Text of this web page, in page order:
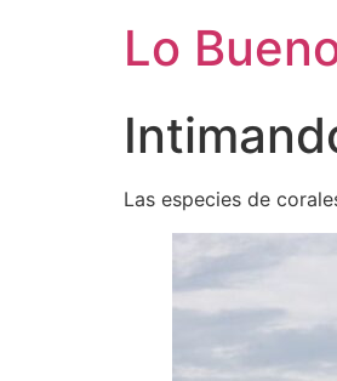
Lo
Las especies de